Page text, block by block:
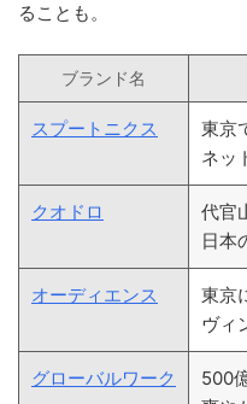
ることも。
ブランド名
スプートニクス
東京
ネッ
クオドロ
代官
日本
オーディエンス
東京
ヴィ
グローバルワーク
500